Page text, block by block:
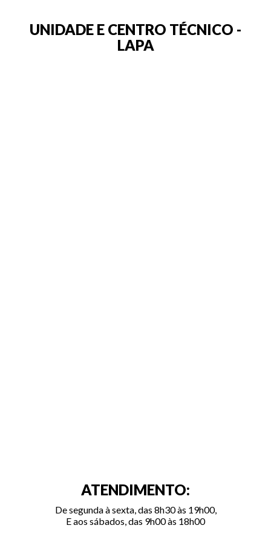
UNIDADE E CENTRO TÉCNICO -
LAPA
ATENDIMENTO:
De segunda à sexta, das 8h30 às 19h00,
E aos sábados, das 9h00 às 18h00